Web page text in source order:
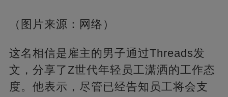
（图片来源：网络）
这名相信是雇主的男子通过Threads发
文，分享了Z世代年轻员工潇洒的工作态
度。他表示，尽管已经告知员工将会支